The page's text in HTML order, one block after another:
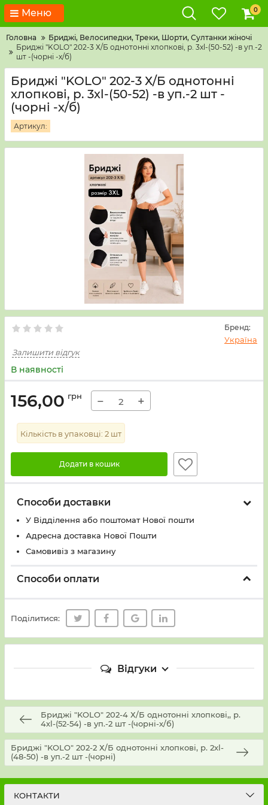
Меню 0
Головна
Бриджі, Велосипедки, Треки, Шорти, Султанки жіночі
Бриджі "KOLO" 202-3 Х/Б однотонні хлопкові, р. 3хl-(50-52) -в уп.-2
шт -(чорні -х/б)
Бриджі "KOLO" 202-3 Х/Б однотонні
хлопкові, р. 3хl-(50-52) -в уп.-2 шт -
(чорні -х/б)
Артикул:
Бренд:
Україна
Залишити відгук
В наявності
156,00 грн − +
Кількість в упаковці: 2 шт
Додати в кошик
Способи доставки
У Вiддiлення або поштомат Нової пошти
Адресна доставка Нової Пошти
Самовивіз з магазину
Способи оплати
Поділитися:
Відгуки
Бриджі "KOLO" 202-4 Х/Б однотонні хлопкові,, р.
4хl-(52-54) -в уп.-2 шт -(чорні-х/б)
Бриджі "KOLO" 202-2 Х/Б однотонні хлопкові, р. 2хl-
(48-50) -в уп.-2 шт -(чорні)
КОНТАКТИ